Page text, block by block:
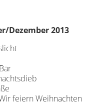
Dezember 2013
feiern Weihnachten